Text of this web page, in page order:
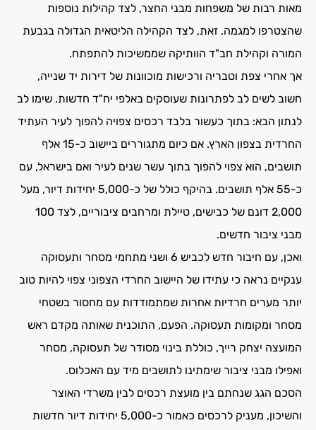
מאות רבות של משפחות מבני החצר, לצד קהילות נוספות
שהצטרפו למגמה. זאת, לצד הקהילה הליטאית הגדולה בגבעת
המורה וקהילת חב"ד הוותיקה שממשיכות להתפתח.
אך אחרי צפת וטבריה ורכישות מוכוונות של דירות יד שנייה,
חשוב לשים לב לפתרונות שעוסקים באלפי יח"ד חדשות. שימו לב
לנתון הבא: בתוך כעשור בלבד רכסים צפויה להפוך לעיר העתיד
החרדית בצפון הארץ. אם כיום מתגוררים ביישוב כ-15 אלף
תושבים, הוא צפוי להפוך בתוך עשר שנים לעיר ואם בישראל, עם
כ-55 אלף תושבים. בהיקף כולל של כ-5,000 יחידות דיור, מעל
2,000 דונם של כבישים, טיילת ומרחבים ציבוריים, לצד 100
מבני ציבור חדשים.
ואכן, עם חיבור חדש לכביש 6 ושני מתחמי מסחר ותעסוקה
ענקיים נראה כי עתידו של היישוב החרדי הצפוני צפוי להיות טוב
יותר מערים חרדיות אחרות שמתמודדות עם מחסור בשטחי
מסחר ומקומות תעסוקה. הפעם, התוכנית שאותה מקדם ראש
המועצה יצחק רייך, כוללת בינוי מסודר של תעסוקה, מסחר
ואפילו מבני ציבור שימתינו לתושבים מיד עם האכלוס.
הסכם הגג שנחתם בין מועצת רכסים לבין משרדי האוצר
והשיכון, מעניק לרכסים כאמור כ-5,000 יחידות דיור חדשות